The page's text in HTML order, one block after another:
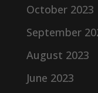
October 2023
September
August 2023
June 2023